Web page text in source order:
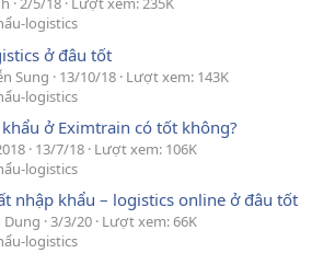
logistics
ở đâu tốt
Sung 13/10/18 Lượt xem: 143K
logistics
ở Eximtrain có tốt không?
13/7/18 Lượt xem: 106K
logistics
nhập khẩu – logistics online ở đâu tốt
Dung 3/3/20 Lượt xem: 66K
logistics